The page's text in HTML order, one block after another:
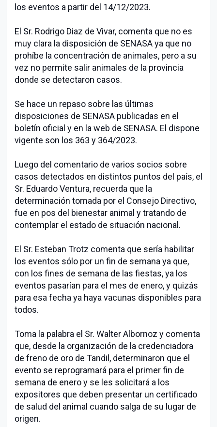
los eventos a partir del 14/12/2023.
El Sr. Rodrigo Diaz de Vivar, comenta que no es
muy clara la disposición de SENASA ya que no
prohíbe la concentración de animales, pero a su
vez no permite salir animales de la provincia
donde se detectaron casos.
Se hace un repaso sobre las últimas
disposiciones de SENASA publicadas en el
boletín oficial y en la web de SENASA. El dispone
vigente son los 363 y 364/2023.
Luego del comentario de varios socios sobre
casos detectados en distintos puntos del país, el
Sr. Eduardo Ventura, recuerda que la
determinación tomada por el Consejo Directivo,
fue en pos del bienestar animal y tratando de
contemplar el estado de situación nacional.
El Sr. Esteban Trotz comenta que sería habilitar
los eventos sólo por un fin de semana ya que,
con los fines de semana de las fiestas, ya los
eventos pasarían para el mes de enero, y quizás
para esa fecha ya haya vacunas disponibles para
todos.
Toma la palabra el Sr. Walter Albornoz y comenta
que, desde la organización de la credenciadora
de freno de oro de Tandil, determinaron que el
evento se reprogramará para el primer fin de
semana de enero y se les solicitará a los
expositores que deben presentar un certificado
de salud del animal cuando salga de su lugar de
origen.